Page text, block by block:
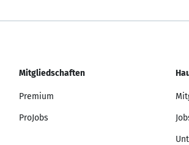
Mitgliedschaften
Premium
ProJobs